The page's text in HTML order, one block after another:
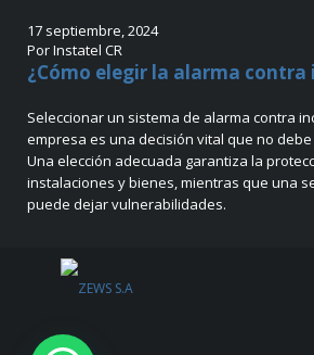
17 septiembre, 2024
Por Instatel CR
¿Cómo elegir la alarma contra
Seleccionar un sistema de alarma contra
empresa es una decisión vital que no
Una elección adecuada garantiza la
instalaciones y bienes, mientras que una
puede dejar vulnerabilidades.